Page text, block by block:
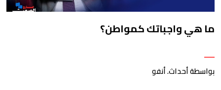
ما هي واجباتك كمواطن؟
بواسطة أحداث. أنفو